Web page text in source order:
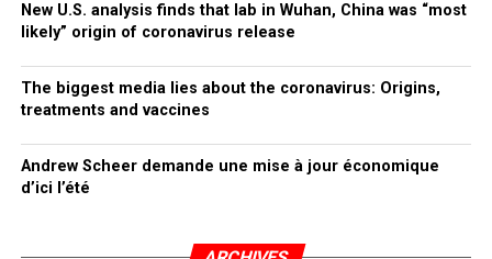
New U.S. analysis finds that lab in Wuhan, China was “most
likely” origin of coronavirus release
The biggest media lies about the coronavirus: Origins,
treatments and vaccines
Andrew Scheer demande une mise à jour économique
d’ici l’été